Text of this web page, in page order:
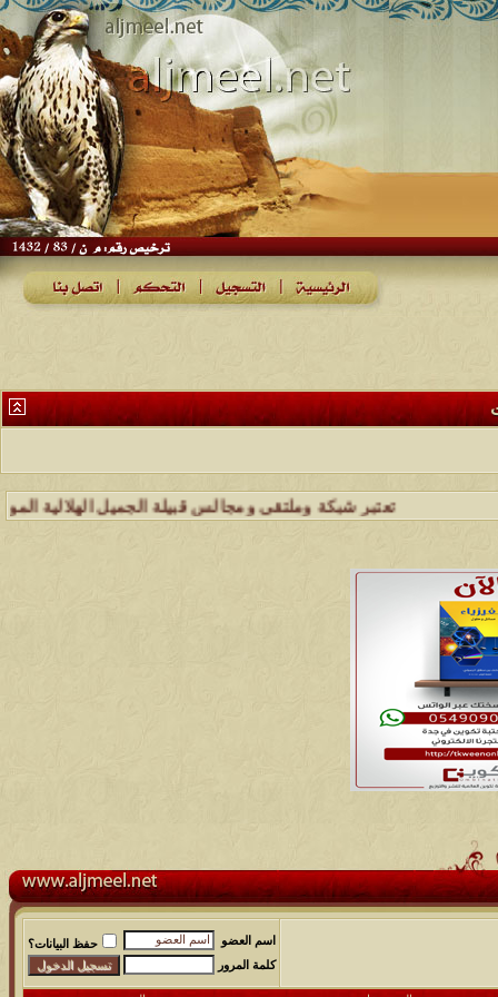
تعتبر شبكة وملتقى ومجالس قبيلة الجميل الهلالية الموقع الأول
اسم العضو
حفظ البيانات؟
كلمة المرور